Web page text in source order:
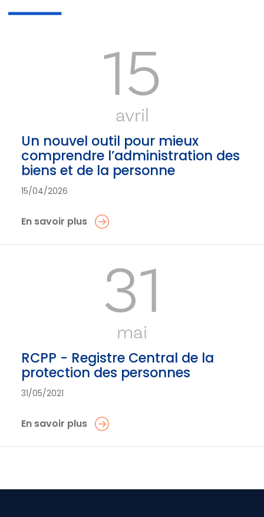
15
avril
Un nouvel outil pour mieux
comprendre l’administration des
biens et de la personne
15/04/2026
En savoir plus
31
mai
RCPP - Registre Central de la
protection des personnes
31/05/2021
En savoir plus